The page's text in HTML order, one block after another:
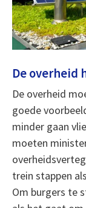
De overheid
De overheid
goede
minder gaan
moeten
trein stappen
Om burgers te